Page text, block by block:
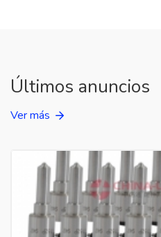
Últimos anuncios
Ver más